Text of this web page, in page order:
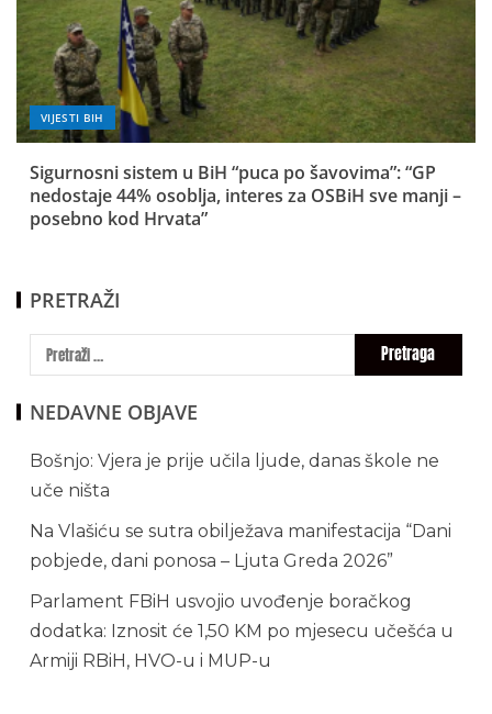
VIJESTI BIH
Sigurnosni sistem u BiH “puca po šavovima”: “GP
nedostaje 44% osoblja, interes za OSBiH sve manji –
posebno kod Hrvata”
PRETRAŽI
NEDAVNE OBJAVE
Bošnjo: Vjera je prije učila ljude, danas škole ne
uče ništa
Na Vlašiću se sutra obilježava manifestacija “Dani
pobjede, dani ponosa – Ljuta Greda 2026”
Parlament FBiH usvojio uvođenje boračkog
dodatka: Iznosit će 1,50 KM po mjesecu učešća u
Armiji RBiH, HVO-u i MUP-u